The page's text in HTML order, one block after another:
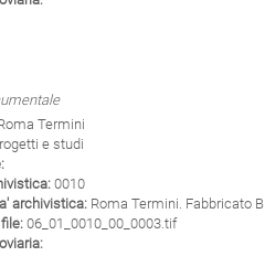
Termini
e studi
0010
archivistica:Roma Termini. Fabbricato B.
06_01_0010_00_0003.tif